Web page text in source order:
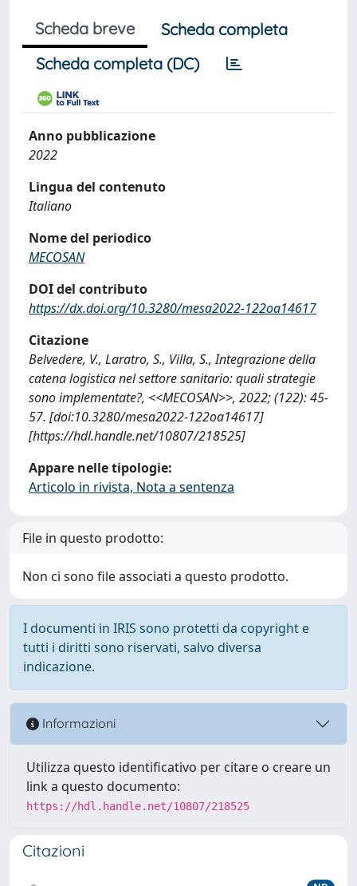
Scheda breve
Scheda completa
Scheda completa (DC)
Anno pubblicazione
2022
Lingua del contenuto
Italiano
Nome del periodico
MECOSAN
DOI del contributo
https://dx.doi.org/10.3280/mesa2022-122oa14617
Citazione
Belvedere, V., Laratro, S., Villa, S., Integrazione della
catena logistica nel settore sanitario: quali strategie
sono implementate?, <<MECOSAN>>, 2022; (122): 45-
57. [doi:10.3280/mesa2022-122oa14617]
[https://hdl.handle.net/10807/218525]
Appare nelle tipologie:
Articolo in rivista, Nota a sentenza
File in questo prodotto:
Non ci sono file associati a questo prodotto.
I documenti in IRIS sono protetti da copyright e
tutti i diritti sono riservati, salvo diversa
indicazione.
Informazioni
Utilizza questo identificativo per citare o creare un
link a questo documento:
https://hdl.handle.net/10807/218525
Citazioni